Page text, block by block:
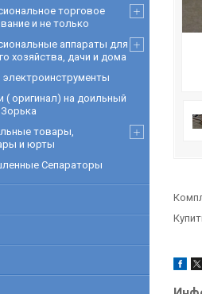
торговое
и не только
аппараты для
хозяйства, дачи и дома
электроинструменты
( оригинал) на доильный
товары,
и юрты
Сепараторы